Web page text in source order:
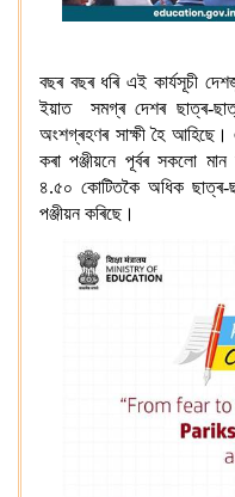
বছৰ বছৰ ধৰি এই কাৰ্যসূচী
ইয়াত সমগ্ৰ দেশৰ ছাত্ৰ-
অংশগ্ৰহণৰ সাক্ষী হৈ আহিছে।
কৰা পঞ্জীয়নে পূৰ্বৰ সকলো
৪.৫০ কোটিতকৈ অধিক ছাত্ৰ-
পঞ্জীয়ন কৰিছে।